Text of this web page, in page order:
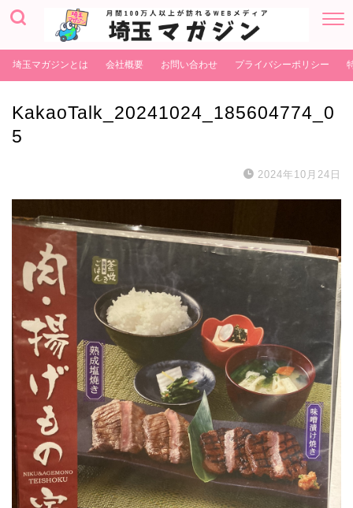
埼玉マガジンとは 会社概要 お問い合わせ プライバシーポリシー
KakaoTalk_20241024_185604774_0
5
2024年10月24日